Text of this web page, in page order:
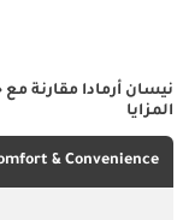
نيسان أرمادا مقارنة
المزايا
& Convenience